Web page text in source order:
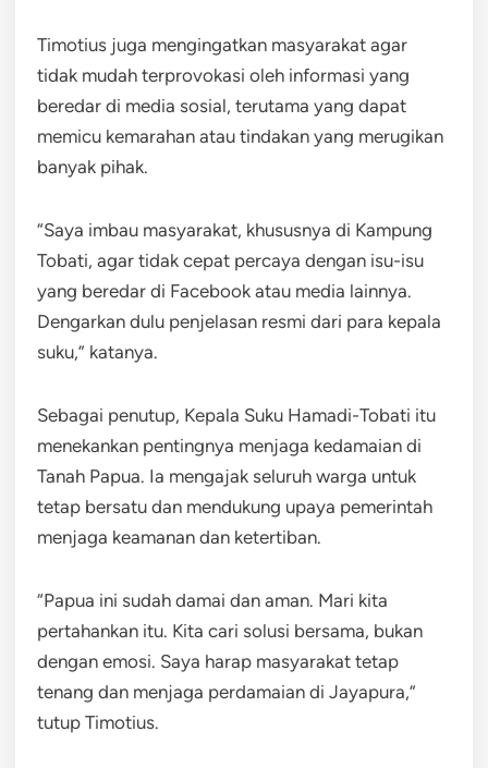
Timotius juga mengingatkan masyarakat agar
tidak mudah terprovokasi oleh informasi yang
beredar di media sosial, terutama yang dapat
memicu kemarahan atau tindakan yang merugikan
banyak pihak.
“Saya imbau masyarakat, khususnya di Kampung
Tobati, agar tidak cepat percaya dengan isu-isu
yang beredar di Facebook atau media lainnya.
Dengarkan dulu penjelasan resmi dari para kepala
suku,” katanya.
Sebagai penutup, Kepala Suku Hamadi-Tobati itu
menekankan pentingnya menjaga kedamaian di
Tanah Papua. Ia mengajak seluruh warga untuk
tetap bersatu dan mendukung upaya pemerintah
menjaga keamanan dan ketertiban.
“Papua ini sudah damai dan aman. Mari kita
pertahankan itu. Kita cari solusi bersama, bukan
dengan emosi. Saya harap masyarakat tetap
tenang dan menjaga perdamaian di Jayapura,”
tutup Timotius.